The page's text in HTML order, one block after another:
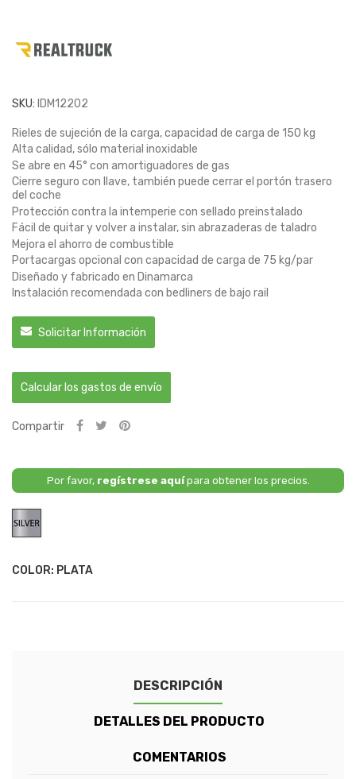
SKU: IDM12202
Rieles de sujeción de la carga, capacidad de carga de 150 kg
Alta calidad, sólo material inoxidable
Se abre en 45° con amortiguadores de gas
Cierre seguro con llave, también puede cerrar el portón trasero
del coche
Protección contra la intemperie con sellado preinstalado
Fácil de quitar y volver a instalar, sin abrazaderas de taladro
Mejora el ahorro de combustible
Portacargas opcional con capacidad de carga de 75 kg/par
Diseñado y fabricado en Dinamarca
Instalación recomendada con bedliners de bajo rail
Solicitar Información
Calcular los gastos de envío
Compartir
Por favor, regístrese aquípara obtener los precios.
COLOR: PLATA
DESCRIPCIÓN
DETALLES DEL PRODUCTO
COMENTARIOS